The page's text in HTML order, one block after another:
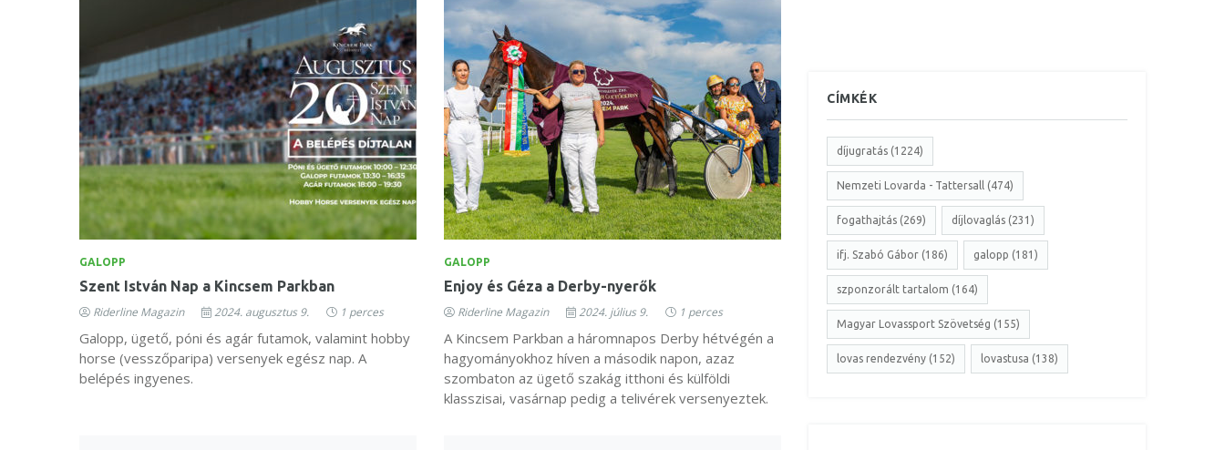
GALOPP
Szent István Nap a Kincsem Parkban
Riderline Magazin 2024. augusztus 9. 1 perces
Galopp, ügető, póni és agár futamok, valamint hobby
horse (vesszőparipa) versenyek egész nap. A
belépés ingyenes.
GALOPP
Enjoy és Géza a Derby-nyerők
Riderline Magazin 2024. július 9. 1 perces
A Kincsem Parkban a háromnapos Derby hétvégén a
hagyományokhoz híven a második napon, azaz
szombaton az ügető szakág itthoni és külföldi
klasszisai, vasárnap pedig a telivérek versenyeztek.
CÍMKÉK
díjugratás (1224)
Nemzeti Lovarda - Tattersall (474)
fogathajtás (269) díjlovaglás (231)
ifj. Szabó Gábor (186) galopp (181)
szponzorált tartalom (164)
Magyar Lovassport Szövetség (155)
lovas rendezvény (152) lovastusa (138)